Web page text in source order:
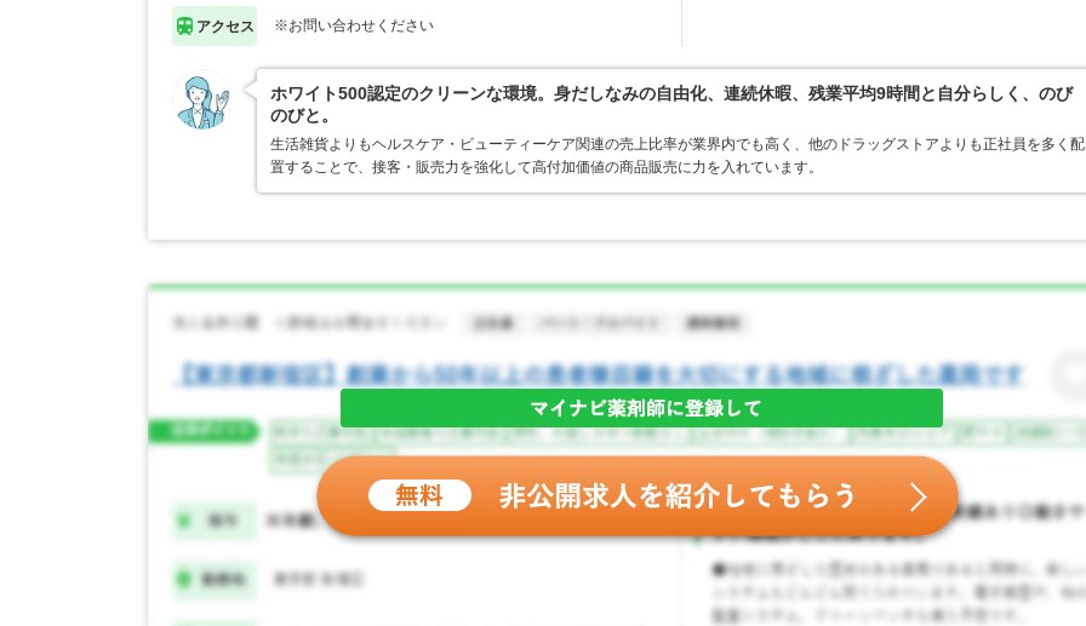
アクセス ※お問い合わせください
ホワイト500認定のクリーンな環境。身だしなみの自由化、連続休暇、残業平均9時間と自分らしく、のび
のびと。
生活雑貨よりもヘルスケア・ビューティーケア関連の売上比率が業界内でも高く、他のドラッグストアよりも正社員を多く配
置することで、接客・販売力を強化して高付加価値の商品販売に力を入れています。